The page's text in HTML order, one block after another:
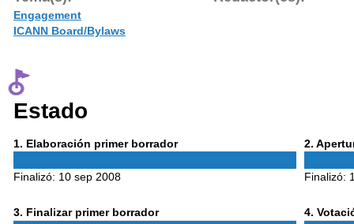
Engagement
ICANN Board/Bylaws
Estado
1 Phase
. Elaboración primer borrador
Finalizó: 10 sep 2008
2 Phase
.
Finalizó:
3Phase
. Finalizar primer borrador 4Phase
.